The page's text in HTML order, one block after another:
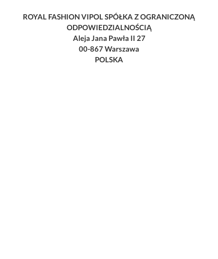
ROYAL FASHION VIPOL SPÓŁKA Z OGRANICZONĄ
ODPOWIEDZIALNOŚCIĄ
Aleja Jana Pawła II 27
00-867 Warszawa
POLSKA